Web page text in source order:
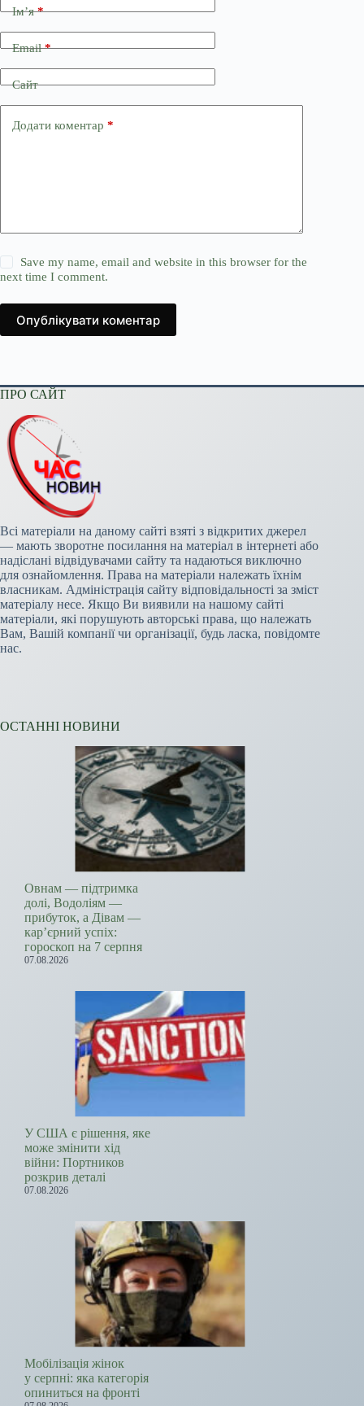
Ім’я*
Email*
Сайт
Додати коментар *
Save my name, email and website in this browser for the
next time I comment.
Опублікувати коментар
ПРО САЙТ
Всі матеріали на даному сайті взяті з відкритих джерел
— мають зворотне посилання на матеріал в інтернеті або
надіслані відвідувачами сайту та надаються виключно
для ознайомлення. Права на матеріали належать їхнім
власникам. Адміністрація сайту відповідальності за зміст
матеріалу несе. Якщо Ви виявили на нашому сайті
матеріали, які порушують авторські права, що належать
Вам, Вашій компанії чи організації, будь ласка, повідомте
нас.
ОСТАННІ НОВИНИ
Овнам — підтримка
долі, Водоліям —
прибуток, а Дівам —
кар’єрний успіх:
гороскоп на 7 серпня
07.08.2026
У США є рішення, яке
може змінити хід
війни: Портников
розкрив деталі
07.08.2026
Мобілізація жінок
у серпні: яка категорія
опиниться на фронті